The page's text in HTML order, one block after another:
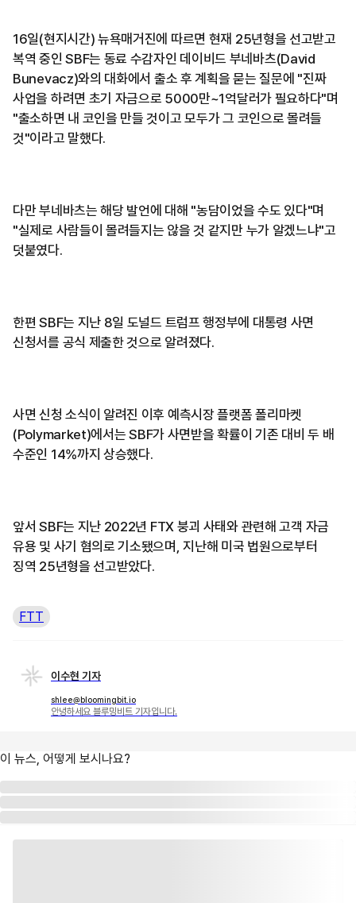
16일(현지시간) 뉴욕매거진에 따르면 현재 25년형을 선고받고
복역 중인 SBF는 동료 수감자인 데이비드 부네바츠(David
Bunevacz)와의 대화에서 출소 후 계획을 묻는 질문에 "진짜
사업을 하려면 초기 자금으로 5000만~1억달러가 필요하다"며
"출소하면 내 코인을 만들 것이고 모두가 그 코인으로 몰려들
것"이라고 말했다.
다만 부네바츠는 해당 발언에 대해 "농담이었을 수도 있다"며
"실제로 사람들이 몰려들지는 않을 것 같지만 누가 알겠느냐"고
덧붙였다.
한편 SBF는 지난 8일 도널드 트럼프 행정부에 대통령 사면
신청서를 공식 제출한 것으로 알려졌다.
사면 신청 소식이 알려진 이후 예측시장 플랫폼 폴리마켓
(Polymarket)에서는 SBF가 사면받을 확률이 기존 대비 두 배
수준인 14%까지 상승했다.
앞서 SBF는 지난 2022년 FTX 붕괴 사태와 관련해 고객 자금
유용 및 사기 혐의로 기소됐으며, 지난해 미국 법원으로부터
징역 25년형을 선고받았다.
FTT
이수현 기자
shlee@bloomingbit.io
안녕하세요 블루밍비트 기자입니다.
이 뉴스, 어떻게 보시나요?